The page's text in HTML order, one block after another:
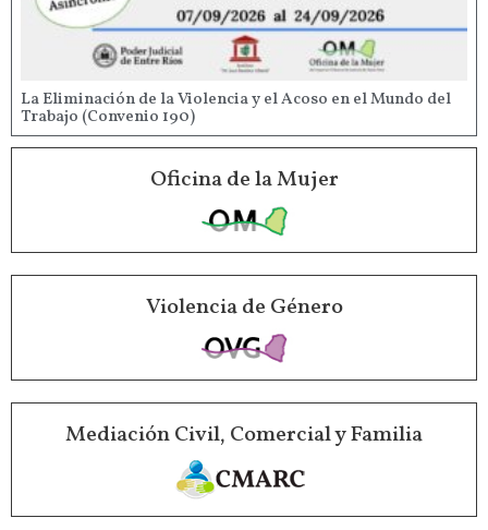
La Eliminación de la Violencia y el Acoso en el Mundo del
Trabajo (Convenio 190)
Oficina de la Mujer
Violencia de Género
Mediación Civil, Comercial y Familia